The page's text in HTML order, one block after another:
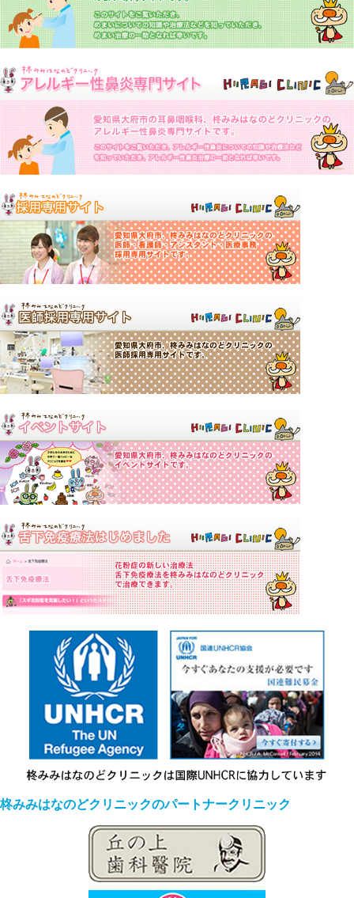
柊みみはなのどクリニックのパートナークリニック